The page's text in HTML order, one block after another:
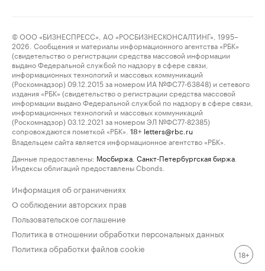
© ООО «БИЗНЕСПРЕСС», АО «РОСБИЗНЕСКОНСАЛТИНГ», 1995–
2026. Сообщения и материалы информационного агентства «РБК»
(свидетельство о регистрации средства массовой информации
выдано Федеральной службой по надзору в сфере связи,
информационных технологий и массовых коммуникаций
(Роскомнадзор) 09.12.2015 за номером ИА №ФС77-63848) и сетевого
издания «РБК» (свидетельство о регистрации средства массовой
информации выдано Федеральной службой по надзору в сфере связи,
информационных технологий и массовых коммуникаций
(Роскомнадзор) 03.12.2021 за номером ЭЛ №ФС77-82385)
сопровождаются пометкой «РБК».
18+ letters@rbc.ru
Владельцем сайта является информационное агентство «РБК».
Данные предоставлены: Мосбиржа Санкт-Петербургская биржа
Индексы облигаций предоставлены Cbonds.
Информация об ограничениях
О соблюдении авторских прав
Пользовательское соглашение
Политика в отношении обработки персональных данных
Политика обработки файлов cookie
18+